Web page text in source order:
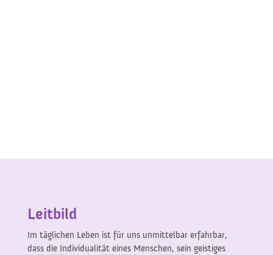
Leitbild
Im täglichen Leben ist für uns unmittelbar erfahrbar,
dass die Individualität eines Menschen, sein geistiges